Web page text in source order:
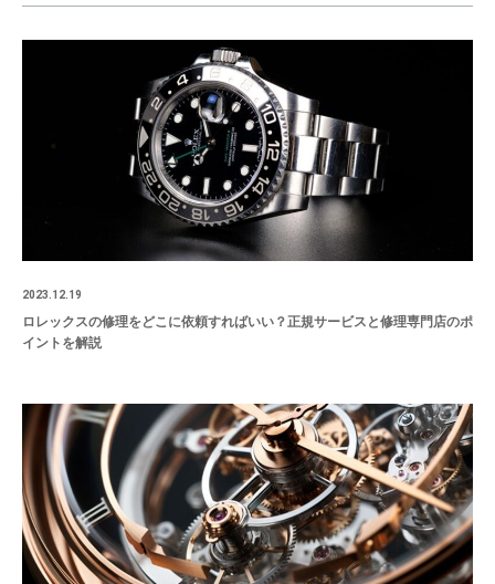
2023.12.19
ロレックスの修理をどこに依頼すればいい？正規サービスと修理専門店のポ
イントを解説